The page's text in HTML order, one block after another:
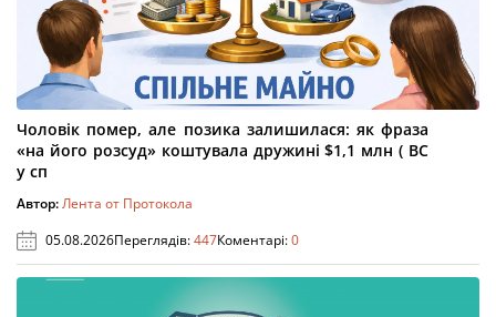
Чоловік помер, але позика залишилася: як фраза
«на його розсуд» коштувала дружині $1,1 млн ( ВС
у сп
Автор:Лента от Протокола
05.08.2026Переглядів:447Коментарі:0